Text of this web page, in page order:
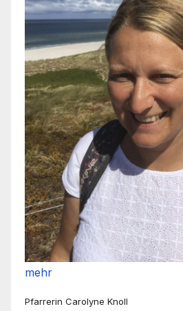
mehr
Pfarrerin Carolyne Knoll